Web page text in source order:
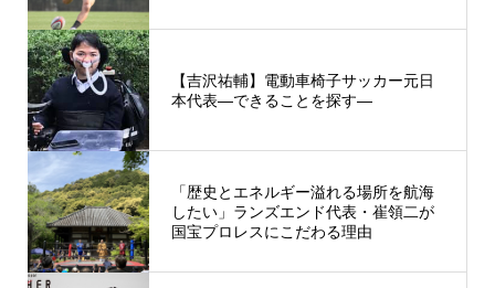
【吉沢祐輔】電動車椅子サッカー元日
本代表―できることを探す―
「歴史とエネルギー溢れる場所を航海
したい」ランズエンド代表・崔領二が
国宝プロレスにこだわる理由